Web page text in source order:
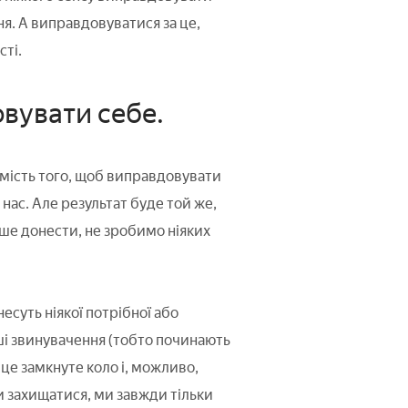
А виправдовуватися за це,
себе.
того, щоб виправдовувати
Але результат буде той же,
донести, не зробимо ніяких
ніякої потрібної або
звинувачення (тобто починають
замкнуте коло і, можливо,
захищатися, ми завжди тільки